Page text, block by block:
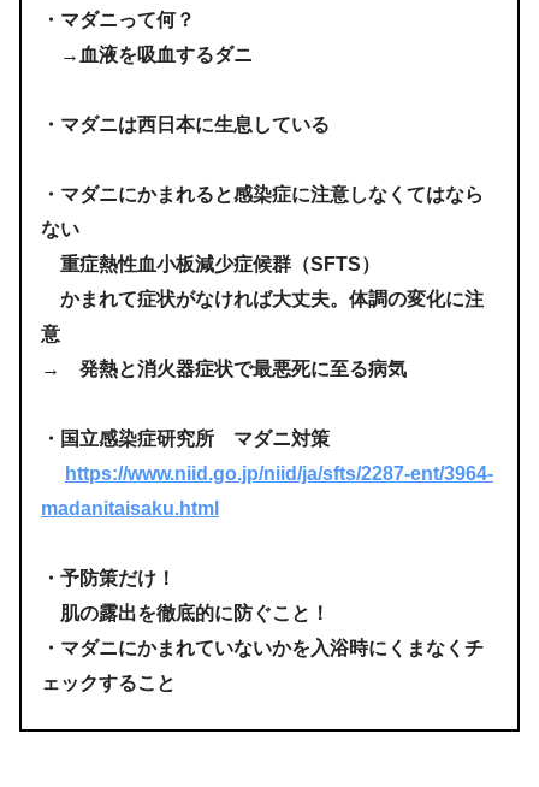
・マダニって何？
→血液を吸血するダニ
・マダニは西日本に生息している
・マダニにかまれると感染症に注意しなくてはなら
ない
重症熱性血小板減少症候群（SFTS）
かまれて症状がなければ大丈夫。体調の変化に注
意
→ 発熱と消火器症状で最悪死に至る病気
・国立感染症研究所 マダニ対策
https://www.niid.go.jp/niid/ja/sfts/2287-ent/3964-
madanitaisaku.html
・予防策だけ！
肌の露出を徹底的に防ぐこと！
・マダニにかまれていないかを入浴時にくまなくチ
ェックすること